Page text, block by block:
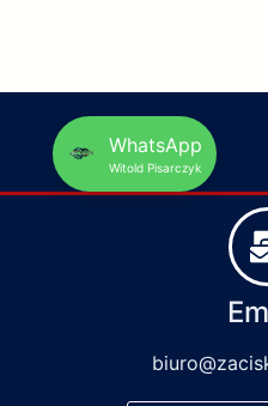
WhatsApp
Witold Pisarczyk